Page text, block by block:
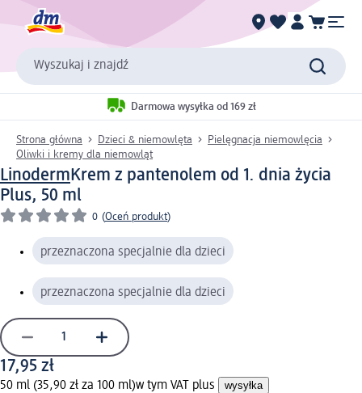
Wyszukaj i znajdź
Darmowa wysyłka od 169 zł
Strona główna Dzieci & niemowlęta
Pielęgnacja niemowlęcia
Oliwki i kremy dla niemowląt
Linoderm Krem z pantenolem od 1. dnia życia
Plus, 50 ml
0 (Oceń produkt)
przeznaczona specjalnie dla dzieci
przeznaczona specjalnie dla dzieci
17,95 zł
50 ml (35,90 zł za 100 ml)w tym VAT plus wysyłka